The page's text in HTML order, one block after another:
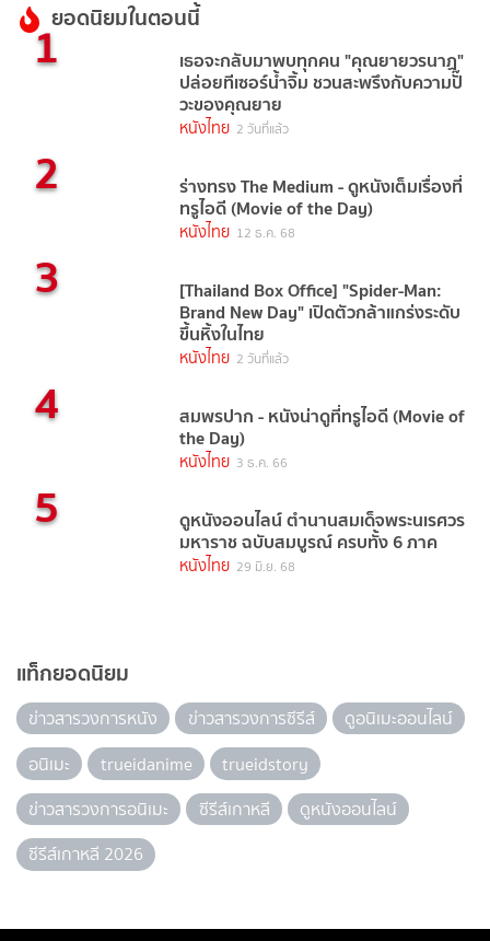
ยอดนิยมในตอนนี้
1 เธอจะกลับมาพบทุกคน "คุณยายวรนาฏ"
ปล่อยทีเซอร์น้ำจิ้ม ชวนสะพรึงกับความปั๊
วะของคุณยาย
หนังไทย 2 วันที่แล้ว
2 ร่างทรง The Medium - ดูหนังเต็มเรื่องที่
ทรูไอดี (Movie of the Day)
หนังไทย 12 ธ.ค. 68
3 [Thailand Box Office] "Spider-Man:
Brand New Day" เปิดตัวกล้าแกร่งระดับ
ขึ้นหิ้งในไทย
หนังไทย 2 วันที่แล้ว
4 สมพรปาก - หนังน่าดูที่ทรูไอดี (Movie of
the Day)
หนังไทย 3 ธ.ค. 66
5 ดูหนังออนไลน์ ตํานานสมเด็จพระนเรศวร
มหาราช ฉบับสมบูรณ์ ครบทั้ง 6 ภาค
หนังไทย 29 มิ.ย. 68
แท็กยอดนิยม
ข่าวสารวงการหนัง ข่าวสารวงการซีรีส์
ดูอนิเมะออนไลน์
อนิเมะ
trueidanime
trueidstory
ข่าวสารวงการอนิเมะ
ซีรีส์เกาหลี
ดูหนังออนไลน์
ซีรีส์เกาหลี 2026